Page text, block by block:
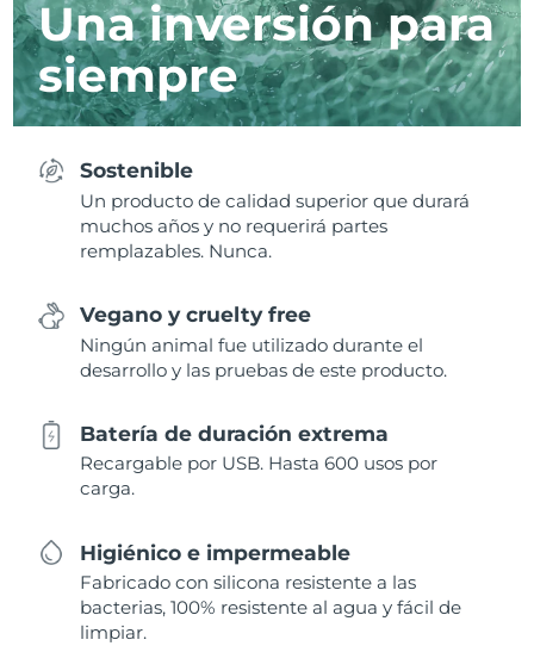
Una inversión para
siempre
Sostenible
Un producto de calidad superior que durará
muchos años y no requerirá partes
remplazables. Nunca.
Vegano y cruelty free
Ningún animal fue utilizado durante el
desarrollo y las pruebas de este producto.
Batería de duración extrema
Recargable por USB. Hasta 600 usos por
carga.
Higiénico e impermeable
Fabricado con silicona resistente a las
bacterias, 100% resistente al agua y fácil de
limpiar.